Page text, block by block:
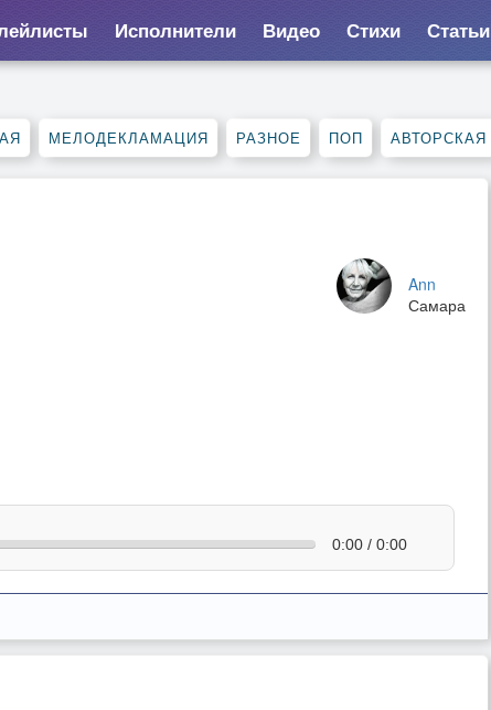
Исполнители Видео Стихи Статьи
МЕЛОДЕКЛАМАЦИЯ РАЗНОЕ ПОП АВТОРСКАЯ
Ann
Самара
0:00 / 0:00